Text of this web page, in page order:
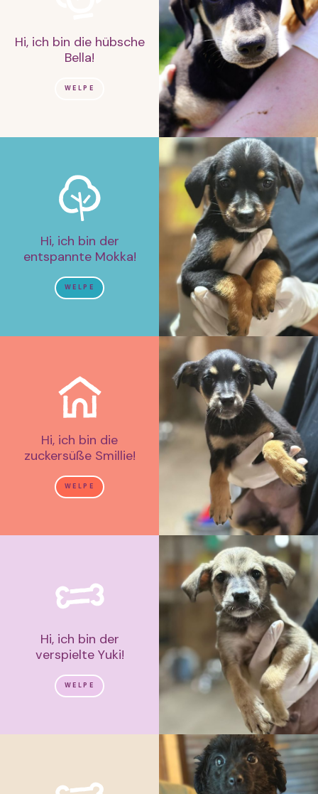
Hi, ich bin die hübsche
Bella!
WELPE
Hi, ich bin der
entspannte Mokka!
WELPE
Hi, ich bin die
zuckersüße Smillie!
WELPE
Hi, ich bin der
verspielte Yuki!
WELPE